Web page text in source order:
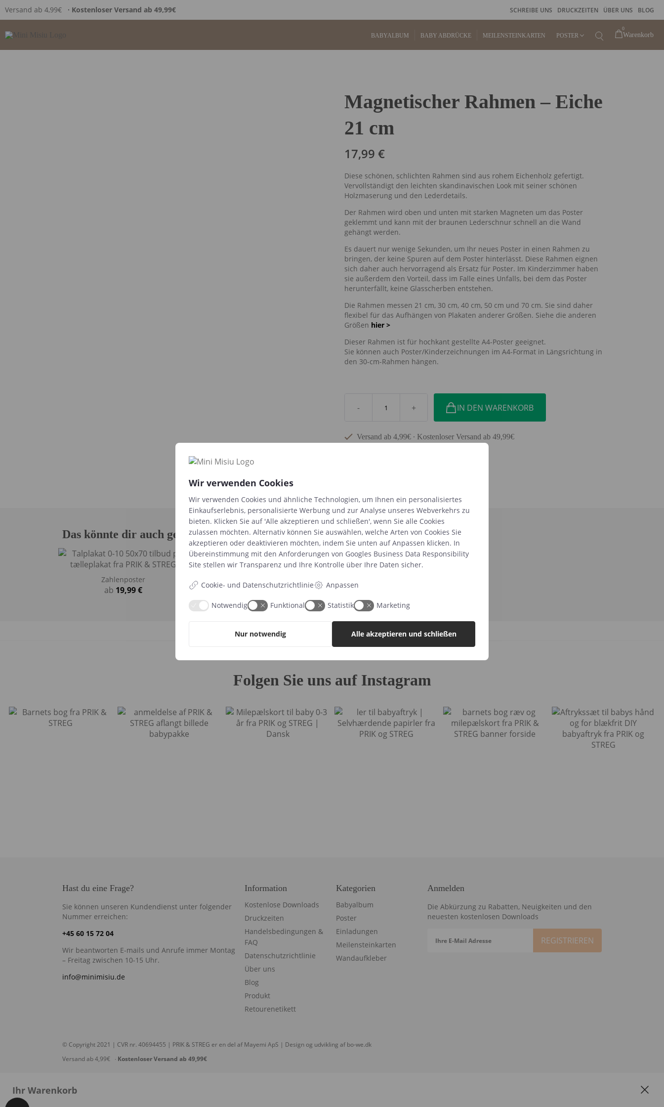
Versand ab 4,99€ ∙ Kostenloser Versand ab 49,99€ SCHREIBE UNS DRUCKZEITEN ÜBER UNS BLOG
BABYALBUM BABY ABDRÜCKE MEILENSTEINKARTEN POSTER
GEBURTSPOSTER
0
Warenkorb
Magnetischer Rahmen – Eiche
21 cm
17,99 €
Diese schönen, schlichten Rahmen sind aus rohem Eichenholz gefertigt.
Vervollständigt den leichten skandinavischen Look mit seiner schönen
Holzmaserung und den Lederdetails.
Der Rahmen wird oben und unten mit starken Magneten um das Poster
geklemmt und kann mit der braunen Lederschnur schnell an die Wand
gehängt werden.
Es dauert nur wenige Sekunden, um Ihr neues Poster in einen Rahmen zu
bringen, der keine Spuren auf dem Poster hinterlässt. Diese Rahmen eignen
sich daher auch hervorragend als Ersatz für Poster. Im Kinderzimmer haben
sie außerdem den Vorteil, dass im Falle eines Unfalls, bei dem das Poster
herunterfällt, keine Glasscherben entstehen.
Die Rahmen messen 21 cm, 30 cm, 40 cm, 50 cm und 70 cm. Sie sind daher
flexibel für das Aufhängen von Plakaten anderer Größen. Siehe die anderen
Größen hier >
Dieser Rahmen ist für hochkant gestellte A4-Poster geeignet.
Sie können auch Poster/Kinderzeichnungen im A4-Format in Längsrichtung in
den 30-cm-Rahmen hängen.
- + IN DEN WARENKORB
Versand ab 4,99€ ∙ Kostenloser Versand ab 49,99€
Siehe unsere464Bewertungen
Das könnte dir auch gefallen …
Zahlenposter
ab 19,99€ Weltkarte für Kinder
ab39,99
Folgen Sie uns auf Instagram
Hast du eine Frage?
Sie können unseren Kundendienst unter folgender
Nummer erreichen:
+45 60 15 72 04
Wir beantworten E-mails und Anrufe immer Montag
– Freitag zwischen 10-15 Uhr.
info@minimisiu.de
Information
Kostenlose Downloads
Druckzeiten
Handelsbedingungen &
FAQ
Datenschutzrichtlinie
Über uns
Blog
Produkt
Retourenetikett
Kategorien
Babyalbum
Poster
Einladungen
Meilensteinkarten
Wandaufkleber
Anmelden
Die Abkürzung zu Rabatten, Neuigkeiten und den
neuesten kostenlosen Downloads
Ihre E-Mail Adresse
© Copyright 2021 | CVR nr. 40694455 | PRIK & STREG er en del af Mayemi ApS | Design og udvikling afbo-we.dk
Versand ab 4,99€ ∙ Kostenloser Versand ab 49,99€
Wir verwenden Cookies
Wir verwenden Cookies und ähnliche Technologien, um Ihnen ein personalisiertes
Einkaufserlebnis, personalisierte Werbung und zur Analyse unseres Webverkehrs zu
bieten. Klicken Sie auf 'Alle akzeptieren und schließen', wenn Sie alle Cookies
zulassen möchten. Alternativ können Sie auswählen, welche Arten von Cookies Sie
akzeptieren oder deaktivieren möchten, indem Sie unten auf Anpassen klicken. In
Übereinstimmung mit den Anforderungen von Googles Business Data Responsibility
Site stellen wir Transparenz und Ihre Kontrolle über Ihre Daten sicher.
Cookie- und Datenschutzrichtlinie Anpassen
Notwendig Funktional Statistik Marketing
Nur notwendig Alle akzeptieren und schließen
Ihr Warenkorb